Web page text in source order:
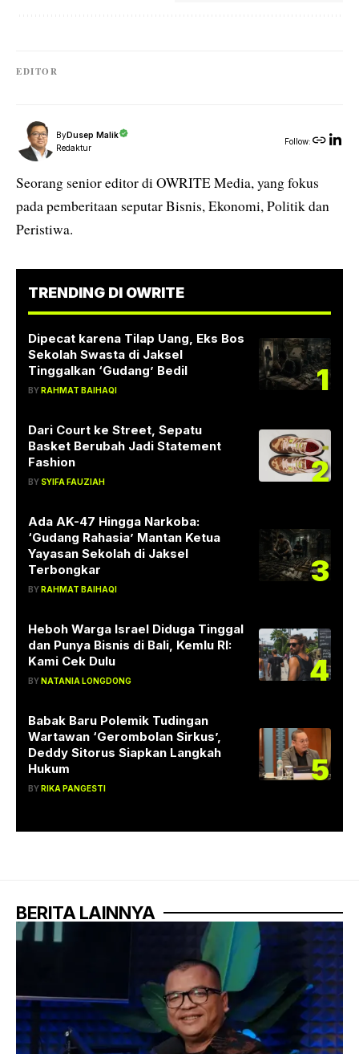
EDITOR
ByDusep Malik
Redaktur
Follow:
Seorang senior editor di OWRITE Media, yang fokus
pada pemberitaan seputar Bisnis, Ekonomi, Politik dan
Peristiwa.
TRENDING DI OWRITE
Dipecat karena Tilap Uang, Eks Bos
Sekolah Swasta di Jaksel
Tinggalkan ‘Gudang’ Bedil
BYRAHMAT BAIHAQI 1
Dari Court ke Street, Sepatu
Basket Berubah Jadi Statement
Fashion
BY SYIFA FAUZIAH 2
Ada AK-47 Hingga Narkoba:
‘Gudang Rahasia’ Mantan Ketua
Yayasan Sekolah di Jaksel
Terbongkar
BYRAHMAT BAIHAQI
3
Heboh Warga Israel Diduga Tinggal
dan Punya Bisnis di Bali, Kemlu RI:
Kami Cek Dulu
BYNATANIA LONGDONG 4
Babak Baru Polemik Tudingan
Wartawan ‘Gerombolan Sirkus’,
Deddy Sitorus Siapkan Langkah
Hukum
BYRIKA PANGESTI
5
BERITA LAINNYA